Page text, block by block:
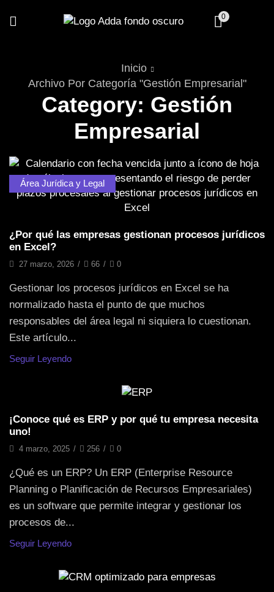
0
Inicio
Archivo Por Categoría "Gestión Empresarial"
Category: Gestión
Empresarial
Área Jurídica y Legal
¿Por qué las empresas gestionan procesos jurídicos
en Excel?
27 marzo, 2026 / 66 / 0
Gestionar los procesos jurídicos en Excel se ha
normalizado hasta el punto de que muchos
responsables del área legal ni siquiera lo cuestionan.
Este artículo...
Seguir Leyendo
¡Conoce qué es ERP y por qué tu empresa necesita
uno!
4 marzo, 2025 / 256 / 0
¿Qué es un ERP? Un ERP (Enterprise Resource
Planning o Planificación de Recursos Empresariales)
es un software que permite integrar y gestionar los
procesos de...
Seguir Leyendo